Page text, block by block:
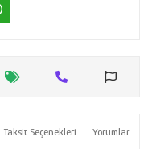
Taksit Seçenekleri Yorumlar